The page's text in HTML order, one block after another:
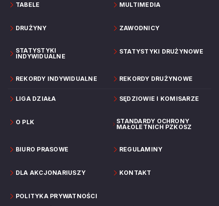
TABELE MULTIMEDIA
DRUŻYNY ZAWODNICY
STATYSTYKI
INDYWIDUALNE
STATYSTYKI DRUŻYNOWE
REKORDY INDYWIDUALNE REKORDY DRUŻYNOWE
LIGA DZIAŁA SĘDZIOWIE I KOMISARZE
O PLK
STANDARDY OCHRONY
MAŁOLETNICH PZKOSZ
BIURO PRASOWE REGULAMINY
DLA AKCJONARIUSZY KONTAKT
POLITYKA PRYWATNOŚCI